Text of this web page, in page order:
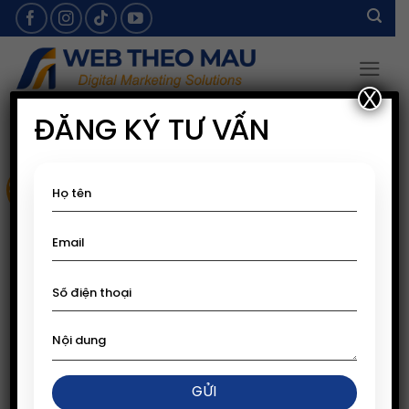
Skip
to
content
Sale!
ĐĂNG KÝ TƯ VẤN
X